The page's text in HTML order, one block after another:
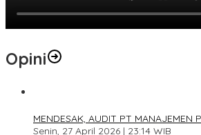
Opini
MENDESAK, AUDIT PT MANAJEMEN
Senin, 27 April 2026 | 23:14 WIB